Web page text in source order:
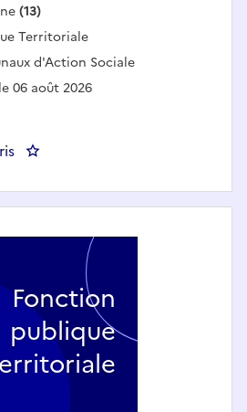
(13)
:Territoriale
d'Action Sociale
06 août 2026
: Auxiliaire de vie pour l'aide et
Fonction
publique